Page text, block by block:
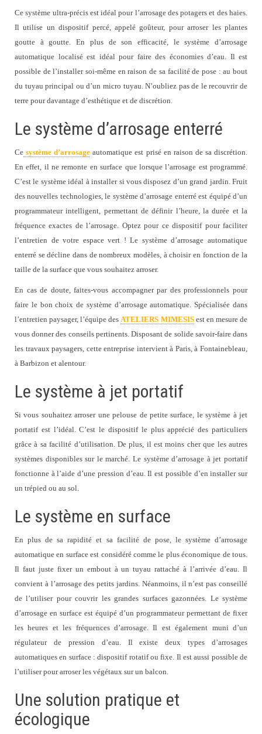
Ce système ultra-précis est idéal pour l’arrosage des potagers et des haies.
Il utilise un dispositif percé, appelé goûteur, pour arroser les plantes
goutte à goutte. En plus de son efficacité, le système d’arrosage
automatique localisé est idéal pour faire des économies d’eau. Il est
possible de l’installer soi-même en raison de sa facilité de pose : au bout
du tuyau principal ou d’un micro tuyau. N’oubliez pas de le recouvrir de
terre pour davantage d’esthétique et de discrétion.
Le système d’arrosage enterré
Ce système d’arrosage automatique est prisé en raison de sa discrétion.
En effet, il ne remonte en surface que lorsque l’arrosage est programmé.
C’est le système idéal à installer si vous disposez d’un grand jardin. Fruit
des nouvelles technologies, le système d’arrosage enterré est équipé d’un
programmateur intelligent, permettant de définir l’heure, la durée et la
fréquence exactes de l’arrosage. Optez pour ce dispositif pour faciliter
l’entretien de votre espace vert ! Le système d’arrosage automatique
enterré se décline dans de nombreux modèles, à choisir en fonction de la
taille de la surface que vous souhaitez arroser.
En cas de doute, faites-vous accompagner par des professionnels pour
faire le bon choix de système d’arrosage automatique. Spécialisée dans
l’entretien paysager, l’équipe desATELIERS MIMESISest en mesure de
vous donner des conseils pertinents. Disposant de solide savoir-faire dans
les travaux paysagers, cette entreprise intervient à Paris, à Fontainebleau,
à Barbizon et alentour.
Le système à jet portatif
Si vous souhaitez arroser une pelouse de petite surface, le système à jet
portatif est l’idéal. C’est le dispositif le plus apprécié des particuliers
grâce à sa facilité d’utilisation. De plus, il est moins cher que les autres
systèmes disponibles sur le marché. Le système d’arrosage à jet portatif
fonctionne à l’aide d’une pression d’eau. Il est possible d’en installer sur
un trépied ou au sol.
Le système en surface
En plus de sa rapidité et sa facilité de pose, le système d’arrosage
automatique en surface est considéré comme le plus économique de tous.
Il faut juste fixer un embout à un tuyau rattaché à l’arrivée d’eau. Il
convient à l’arrosage des petits jardins. Néanmoins, il n’est pas conseillé
de l’utiliser pour couvrir les grandes surfaces gazonnées. Le système
d’arrosage en surface est équipé d’un programmateur permettant de fixer
les heures et les fréquences d’arrosage. Il est également muni d’un
régulateur de pression d’eau. Il existe deux types d’arrosages
automatiques en surface : dispositif rotatif ou fixe. Il est aussi possible de
l’utiliser pour arroser les végétaux sur un balcon.
Une solution pratique et
écologique